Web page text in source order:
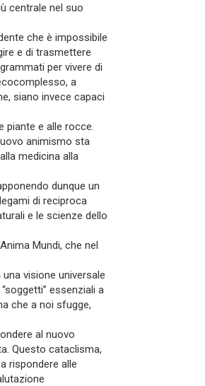
centrale nel suo
che è impossibile
e di trasmettere
per vivere di
a
siano invece capaci
piante e alle rocce.
animismo sta
medicina alla
dunque un
di reciproca
e le scienze dello
Mundi, che nel
visione universale
essenziali a
che a noi sfugge,
al nuovo
Questo cataclisma,
rispondere alle